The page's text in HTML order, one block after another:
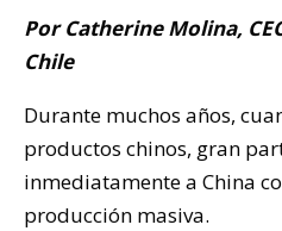
Por Catherine Molina,
Chile
Durante muchos años,
productos chinos, gran
inmediatamente a China
producción masiva.